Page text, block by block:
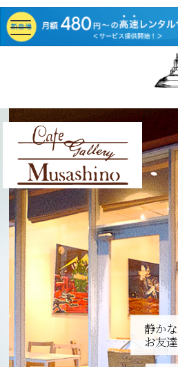
Cafe Gallery
Musashino | カフェギ
ャラリーむさしの | 三
鷹・吉祥寺
静か
お友